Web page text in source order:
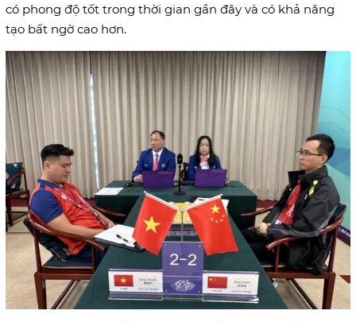
có phong độ tốt trong thời gian gần đây và có khả năng
tạo bất ngờ cao hơn.